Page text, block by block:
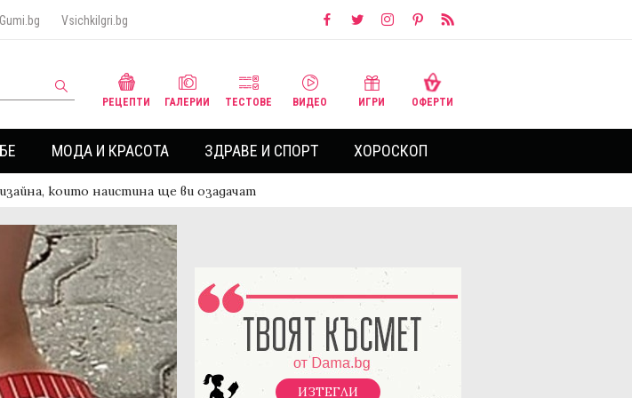
VsichkiIgri.bg
РЕЦЕПТИ ГАЛЕРИИ ТЕСТОВЕ ВИДЕО ИГРИ ОФЕРТИ
МОДА И КРАСОТА ЗДРАВЕ И СПОРТ ХОРОСКОП
които наистина ще ви озадачат
ИЗТЕГЛИ